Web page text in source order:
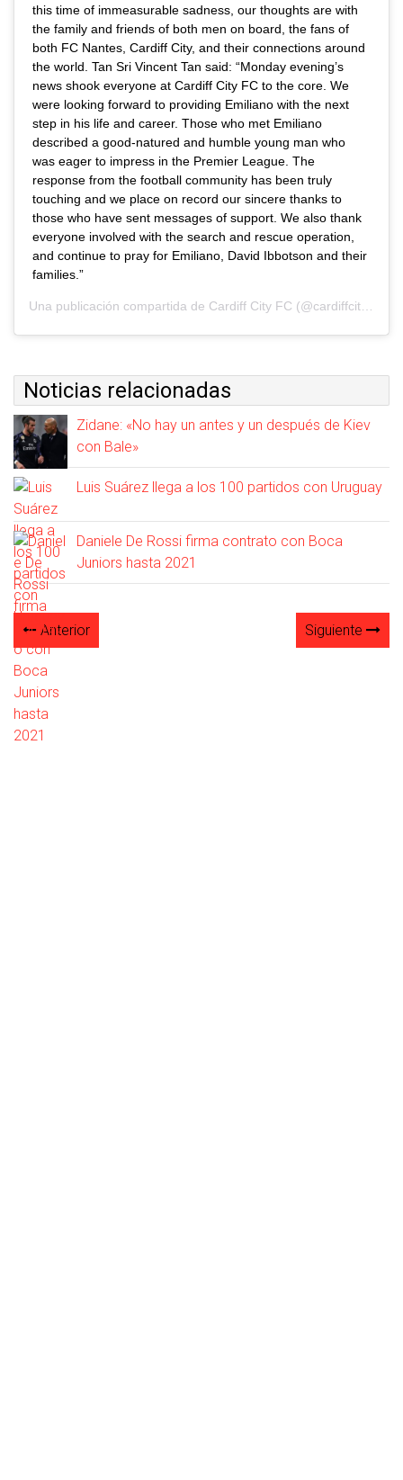
this time of immeasurable sadness, our thoughts are with
the family and friends of both men on board, the fans of
both FC Nantes, Cardiff City, and their connections around
the world. Tan Sri Vincent Tan said: “Monday evening’s
news shook everyone at Cardiff City FC to the core. We
were looking forward to providing Emiliano with the next
step in his life and career. Those who met Emiliano
described a good-natured and humble young man who
was eager to impress in the Premier League. The
response from the football community has been truly
touching and we place on record our sincere thanks to
those who have sent messages of support. We also thank
everyone involved with the search and rescue operation,
and continue to pray for Emiliano, David Ibbotson and their
families.”
Una publicación compartida de Cardiff City FC (@cardiffcityfc) el
Noticias relacionadas
Zidane: «No hay un antes y un después de Kiev
con Bale»
Luis Suárez llega a los 100 partidos con Uruguay
Daniele De Rossi firma contrato con Boca
Juniors hasta 2021
Anterior Siguiente